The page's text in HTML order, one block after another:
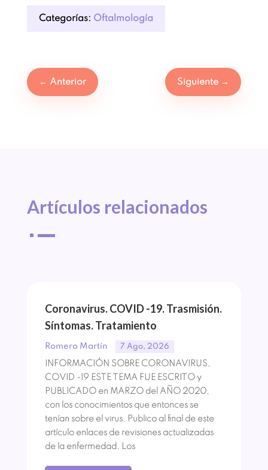
Categorías: Oftalmología
← Anterior Siguiente →
Artículos relacionados
^
Coronavirus. COVID -19. Trasmisión.
Síntomas. Tratamiento
Romero Martín 7 Ago, 2026
INFORMACIÓN SOBRE CORONAVIRUS,
COVID -19 ESTE TEMA FUE ESCRITO y
PUBLICADO en MARZO del AÑO 2020,
con los conocimientos que entonces se
tenían sobre el virus. Publico al final de este
artículo enlaces de revisiones actualizadas
de la enfermedad. Los